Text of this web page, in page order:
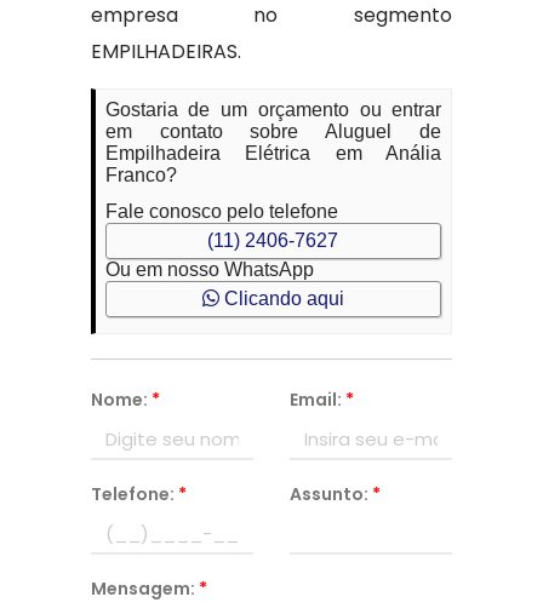
empresa no segmento
EMPILHADEIRAS.
Gostaria de um orçamento ou entrar
em contato sobre Aluguel de
Empilhadeira Elétrica em Anália
Franco?
Fale conosco pelo telefone
(11) 2406-7627
Ou em nosso WhatsApp
Clicando aqui
Nome: * Email: *
Telefone: * Assunto: *
Mensagem: *